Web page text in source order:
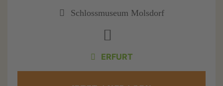
Schlossmuseum Molsdorf
ERFURT